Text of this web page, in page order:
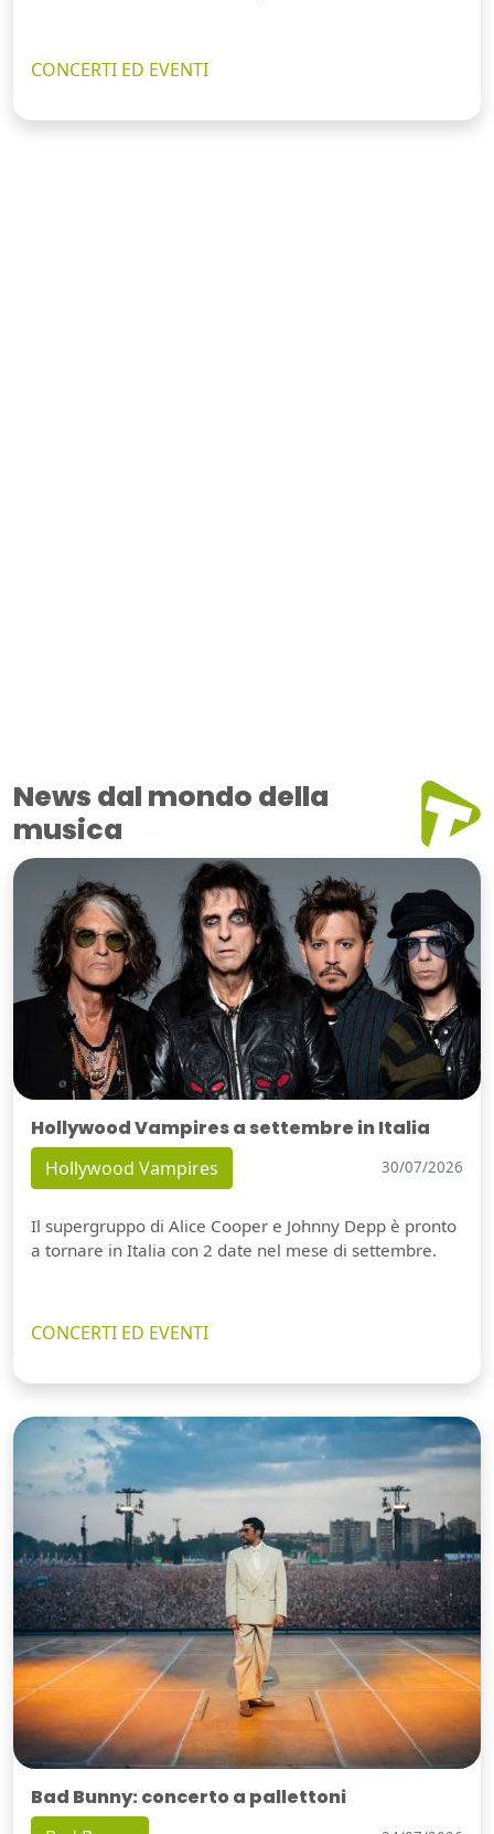
CONCERTI ED EVENTI
News dal mondo della
musica
Hollywood Vampires a settembre in Italia
Hollywood Vampires 30/07/2026
Il supergruppo di Alice Cooper e Johnny Depp è pronto
a tornare in Italia con 2 date nel mese di settembre.
CONCERTI ED EVENTI
Bad Bunny: concerto a pallettoni